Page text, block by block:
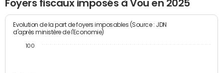
Foyers fiscaux imposés à Vou en 2025
Evolution de la part de foyers imposables (Source : JDN
d'après ministère de l'Economie)
100